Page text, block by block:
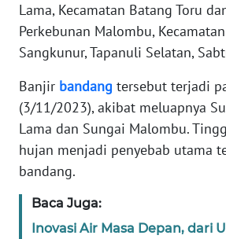
Lama, Kecamatan Batang Toru
Perkebunan Malombu,
Sangkunur, Tapanuli Selatan,
Banjir bandang tersebut terjadi
(3/11/2023), akibat meluapnya
Lama dan Sungai Malombu.
hujan menjadi penyebab utama
bandang.
Baca Juga:
Inovasi Air Masa Depan, dari
WN
SUMUT
WN
JAKARTA
WN
JABAR
WN
BANTEN